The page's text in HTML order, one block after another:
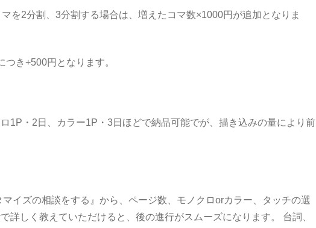
を2分割、3分割する場合は、増えたコマ数×1000円が追加となりま
き+500円となります。
1P・2日、カラー1P・3日ほどで納品可能でが、描き込みの量により前
ズの相談をする』から、ページ数、モノクロorカラー、タッチの選
詳しく教えていただけると、後の進行がスムーズになります。 台詞、